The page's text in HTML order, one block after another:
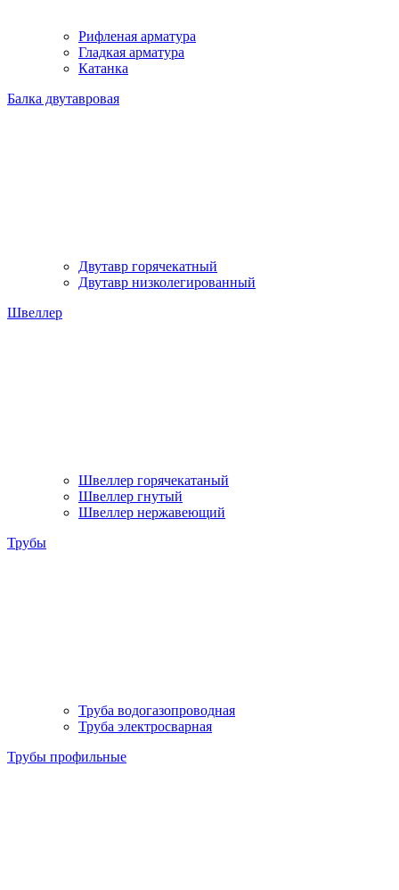
Рифленая арматура
Гладкая арматура
Катанка
Балка двутавровая
Двутавр горячекатный
Двутавр низколегированный
Швеллер
Швеллер горячекатаный
Швеллер гнутый
Швеллер нержавеющий
Трубы
Труба водогазопроводная
Труба электросварная
Трубы профильные